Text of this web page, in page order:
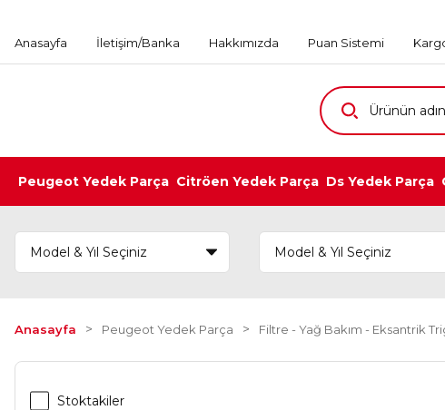
Anasayfa İletişim/Banka Hakkımızda Puan Sistemi
Peugeot Yedek Parça Citröen Yedek Parça Ds Yedek Parça
Anasayfa Peugeot Yedek Parça Filtre - Yağ Bakım - Eksantrik
Stoktakiler